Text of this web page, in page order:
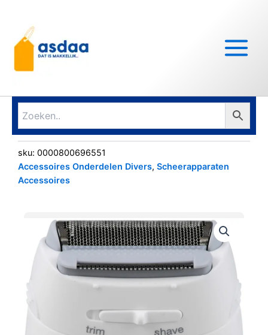
inhoud
sku: 0000800696551
Accessoires Onderdelen Divers, Scheerapparaten
Accessoires